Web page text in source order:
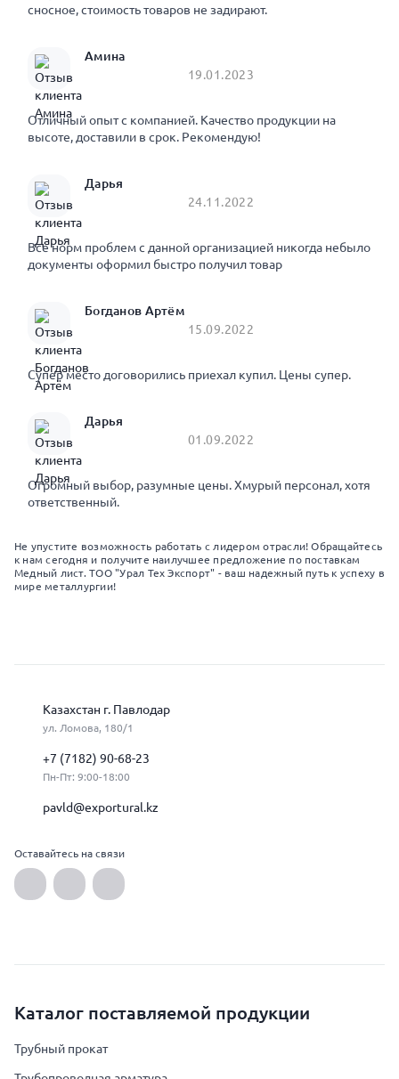
сносное, стоимость товаров не задирают.
Амина
19.01.2023
Отличный опыт с компанией. Качество продукции на
высоте, доставили в срок. Рекомендую!
Дарья
24.11.2022
Все норм проблем с данной организацией никогда небыло
документы оформил быстро получил товар
Богданов Артём
15.09.2022
Супер место договорились приехал купил. Цены супер.
Дарья
01.09.2022
Огромный выбор, разумные цены. Хмурый персонал, хотя
ответственный.
Не упустите возможность работать с лидером отрасли! Обращайтесь
к нам сегодня и получите наилучшее предложение по поставкам
Медный лист. ТОО "Урал Тех Экспорт" - ваш надежный путь к успеху в
мире металлургии!
Казахстан г. Павлодар
ул. Ломова, 180/1
+7 (7182) 90-68-23
Пн-Пт: 9:00-18:00
pavld@exportural.kz
Оставайтесь на связи
Каталог поставляемой продукции
Трубный прокат